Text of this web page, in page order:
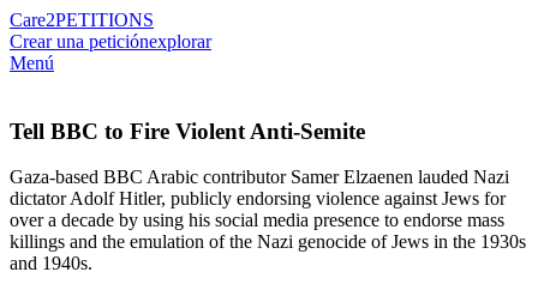
Care2PETITIONS
Crear una peticiónexplorar
Menú
Tell BBC to Fire Violent Anti-Semite
Gaza-based BBC Arabic contributor Samer Elzaenen lauded Nazi
dictator Adolf Hitler, publicly endorsing violence against Jews for
over a decade by using his social media presence to endorse mass
killings and the emulation of the Nazi genocide of Jews in the 1930s
and 1940s.